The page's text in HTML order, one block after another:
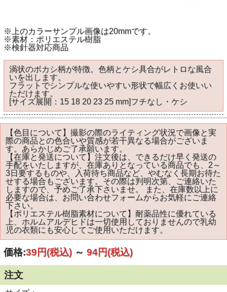
※上のカラーサンプル画像は20mmです。
※素材：ポリエステル樹脂
※検針器対応商品
渦状のボカシ柄が特徴。色柄とケシ具合がレトロな風合
いを出します。
フラットでシンプルな使いやすい形状で幅広くお使いい
ただけます。
[サイズ展開：15 18 20 23 25 mm]フチなし・ケシ
【色目について】撮影の際のライティング状況で画像と実
際の商品との色合いや質感が若干異なる場合がございま
す。あらかじめご了承願います。
【在庫と発送について】注文後は、できるだけ早く発送の
手配をいたしますが、在庫ありとなっている商品でも、2～
3日要するものや、入荷待ち商品など、やむなく長期お待た
せする場合もございます。その際は判明次第、ご連絡いた
しますので、予めご了承下さいませ。 また、在庫数以上に
必要な場合は、お問い合わせフォームからお気軽にご連絡
下さい。
【ポリエステル樹脂素材について】耐薬品性に優れている
上、ホルムアルデヒドは一切使用しておりませんので乳幼
児の衣類にも安心してご使用いただけます。
価格:39円(税込) ～ 94円(税込)
注文